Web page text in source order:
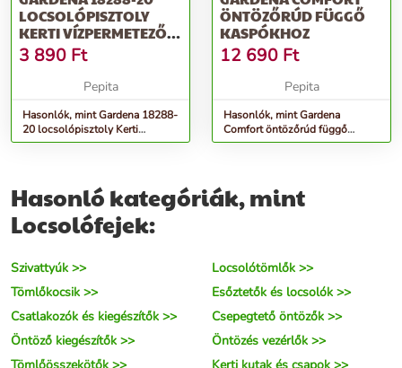
LOCSOLÓPISZTOLY
KERTI VÍZPERMETEZŐ
FÚVÓKA BÉZS,...
3 890 Ft
Pepita
Hasonlók, mint Gardena 18288-
20 locsolópisztoly Kerti
vízpermetező fúvóka Bézs,...
ÖNTÖZŐRÚD FÜGGŐ
KASPÓKHOZ
12 690 Ft
Pepita
Hasonlók, mint Gardena
Comfort öntözőrúd függő
kaspókhoz
Hasonló kategóriák, mint
Locsolófejek:
Szivattyúk >>
Locsolótömlők >>
Tömlőkocsik >>
Esőztetők és locsolók >>
Csatlakozók és kiegészítők >>
Csepegtető öntözők >>
Öntöző kiegészítők >>
Öntözés vezérlők >>